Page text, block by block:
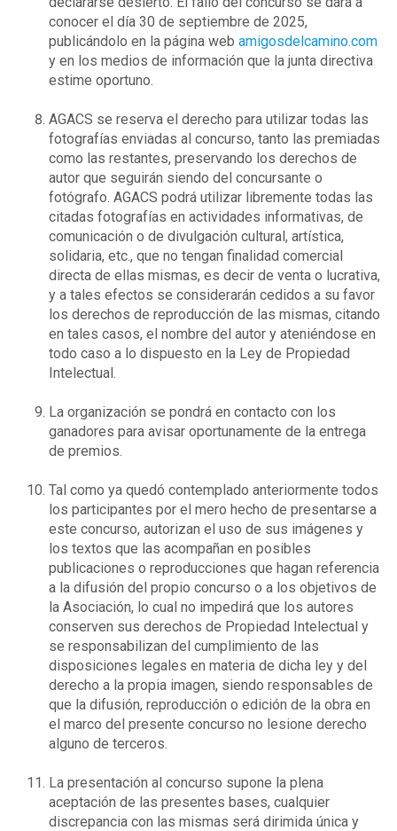
conocer el día 30 de septiembre de 2025,
publicándolo en la página web amigosdelcamino.com
y en los medios de información que la junta directiva
estime oportuno.
AGACS se reserva el derecho para utilizar todas las
fotografías enviadas al concurso, tanto las premiadas
como las restantes, preservando los derechos de
autor que seguirán siendo del concursante o
fotógrafo. AGACS podrá utilizar libremente todas las
citadas fotografías en actividades informativas, de
comunicación o de divulgación cultural, artística,
solidaria, etc., que no tengan finalidad comercial
directa de ellas mismas, es decir de venta o lucrativa,
y a tales efectos se considerarán cedidos a su favor
los derechos de reproducción de las mismas, citando
en tales casos, el nombre del autor y ateniéndose en
todo caso a lo dispuesto en la Ley de Propiedad
Intelectual.
La organización se pondrá en contacto con los
ganadores para avisar oportunamente de la entrega
de premios.
Tal como ya quedó contemplado anteriormente todos
los participantes por el mero hecho de presentarse a
este concurso, autorizan el uso de sus imágenes y
los textos que las acompañan en posibles
publicaciones o reproducciones que hagan referencia
a la difusión del propio concurso o a los objetivos de
la Asociación, lo cual no impedirá que los autores
conserven sus derechos de Propiedad Intelectual y
se responsabilizan del cumplimiento de las
disposiciones legales en materia de dicha ley y del
derecho a la propia imagen, siendo responsables de
que la difusión, reproducción o edición de la obra en
el marco del presente concurso no lesione derecho
alguno de terceros.
La presentación al concurso supone la plena
aceptación de las presentes bases, cualquier
discrepancia con las mismas será dirimida única y